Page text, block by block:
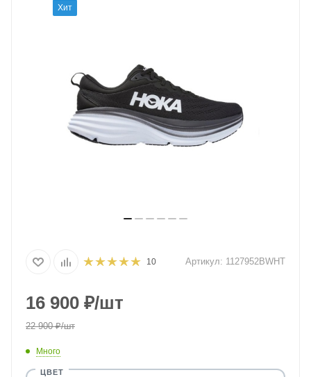
Хит
10 Артикул: 1127952BWHT
16 900 ₽/шт
22 900₽/шт
Много